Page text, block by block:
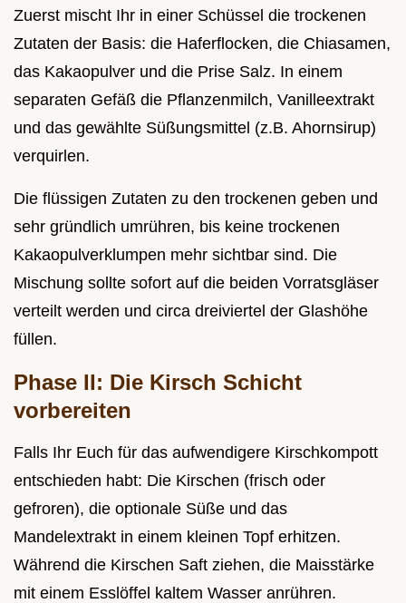
Zuerst mischt Ihr in einer Schüssel die trockenen
Zutaten der Basis: die Haferflocken, die Chiasamen,
das Kakaopulver und die Prise Salz. In einem
separaten Gefäß die Pflanzenmilch, Vanilleextrakt
und das gewählte Süßungsmittel (z.B. Ahornsirup)
verquirlen.
Die flüssigen Zutaten zu den trockenen geben und
sehr gründlich umrühren, bis keine trockenen
Kakaopulverklumpen mehr sichtbar sind. Die
Mischung sollte sofort auf die beiden Vorratsgläser
verteilt werden und circa dreiviertel der Glashöhe
füllen.
Phase II: Die Kirsch Schicht
vorbereiten
Falls Ihr Euch für das aufwendigere Kirschkompott
entschieden habt: Die Kirschen (frisch oder
gefroren), die optionale Süße und das
Mandelextrakt in einem kleinen Topf erhitzen.
Während die Kirschen Saft ziehen, die Maisstärke
mit einem Esslöffel kaltem Wasser anrühren.